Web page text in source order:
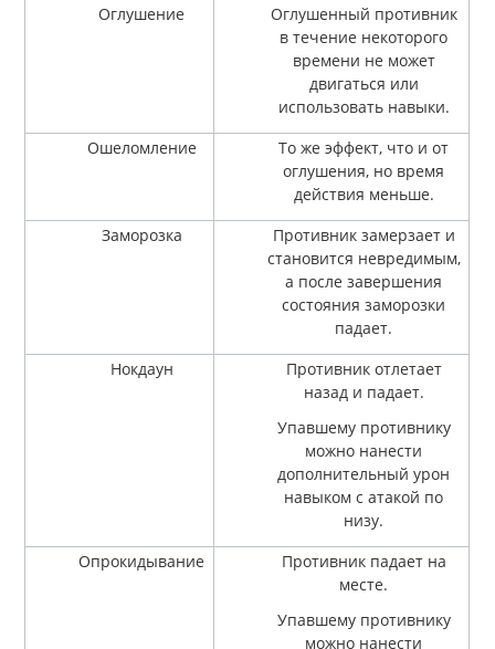
Оглушение
Оглушенный противник
в течение некоторого
времени не может
двигаться или
использовать навыки.
Ошеломление
То же эффект, что и от
оглушения, но время
действия меньше.
Заморозка
Противник замерзает и
становится невредимым,
а после завершения
состояния заморозки
падает.
Нокдаун
Противник отлетает
назад и падает.
Упавшему противнику
можно нанести
дополнительный урон
навыком с атакой по
низу.
Опрокидывание
Противник падает на
месте.
Упавшему противнику
можно нанести